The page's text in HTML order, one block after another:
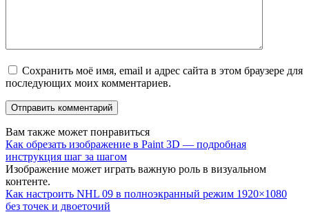
Сохранить моё имя, email и адрес сайта в этом браузере для
последующих моих комментариев.
Вам также может понравиться
Как обрезать изображение в Paint 3D — подробная
инструкция шаг за шагом
Изображение может играть важную роль в визуальном
контенте.
Как настроить NHL 09 в полноэкранный режим 1920×1080
без точек и двоеточий